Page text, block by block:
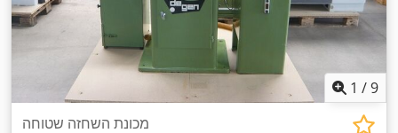
1 /9
מכונת השחזה שטוחה